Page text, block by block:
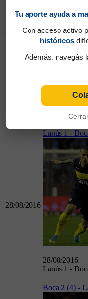
27/05/2017
27/05/2017
28/08/2016
Lanús 1 -
28/08/2016
Lanús 1 -
Boca 2 (4) -
Tu aporte ayuda a
Con acceso activo
históricos
Además, navegás